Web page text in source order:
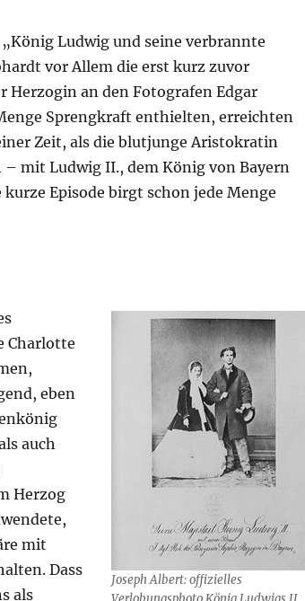
Ludwig und seine verbrannte
vor Allem die erst kurz zuvor
Herzogin an den Fotografen Edgar
Sprengkraft enthielten, erreichten
Zeit, als die blutjunge Aristokratin
– mit Ludwig II., dem König von Bayern
Episode birgt schon jede Menge
Joseph Albert: offizielles
Charlotte
eben
auch
Herzog
mit
Dass
als